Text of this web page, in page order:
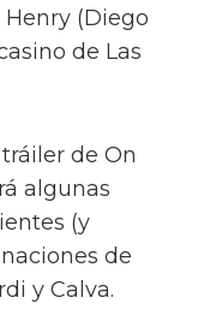
(Diego
de Las
de On
algunas
(y
de
y Calva.